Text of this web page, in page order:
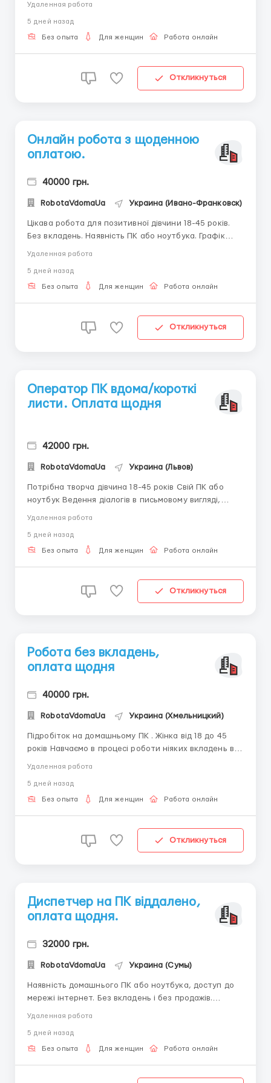
в декреті. Без фінансових вкладень. Вимоги: жінка
від 18-45 років, наявність ПК і доступу в інтернет, в...
Удаленная работа
5 дней назад
Без опыта Для женщин Работа онлайн
Откликнуться
Онлайн робота з щоденною
оплатою.
40000 грн.
RobotaVdomaUa Украина (Ивано-Франковск)
Цікава робота для позитивної дівчини 18-45 років.
Без вкладень. Наявність ПК або ноутбука. Графік
пишіть в telegram + 38(068) 584-84-08
@robotaUAdoma ...
Удаленная работа
5 дней назад
Без опыта Для женщин Работа онлайн
Откликнуться
Оператор ПК вдома/короткі
листи. Оплата щодня
42000 грн.
RobotaVdomaUa Украина (Львов)
Потрібна творча дівчина 18-45 років Свій ПК або
ноутбук Ведення діалогів в письмовому вигляді,
значення. Для отримання детальної інформації
пишіть в telegram +38(068) 584 84 08 ...
Удаленная работа
5 дней назад
Без опыта Для женщин Работа онлайн
Откликнуться
Робота без вкладень,
оплата щодня
40000 грн.
RobotaVdomaUa Украина (Хмельницкий)
Підробіток на домашньому ПК . Жінка від 18 до 45
років Навчаємо в процесі роботи ніяких вкладень від
Вас не потрібно. Наявність ноутбука або комп'ютера
комунікабельність і звичайно - бажання працювати.
Виплату заробітної плати можна отриму...
Удаленная работа
5 дней назад
Без опыта Для женщин Работа онлайн
Откликнуться
Диспетчер на ПК віддалено,
оплата щодня.
32000 грн.
RobotaVdomaUa Украина (Сумы)
Наявність домашнього ПК або ноутбука, доступ до
мережі інтернет. Без вкладень і без продажів.
Потрібно дівчина / жінка до 45 років. Написання
роздягання). Щоденна виплата заробітної плати,
будь-яким зручним для Вас способом. Вільний графік
Удаленная работа
5 дней назад
Без опыта Для женщин Работа онлайн